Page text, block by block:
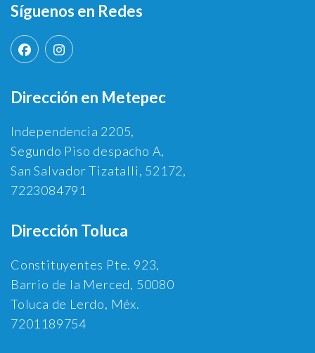
Síguenos en Redes
Dirección en Metepec
Independencia 2205,
Segundo Piso despacho A,
San Salvador Tizatalli, 52172,
7223084791
Dirección Toluca
Constituyentes Pte. 923,
Barrio de la Merced, 50080
Toluca de Lerdo, Méx.
7201189754